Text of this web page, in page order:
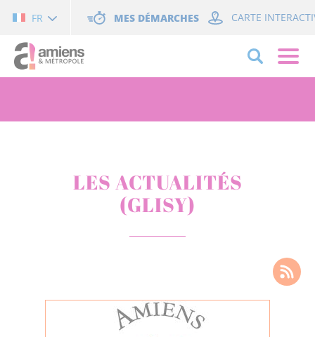
FR MES DÉMARCHES CARTE
LES ACTUALITÉS
(GLISY)